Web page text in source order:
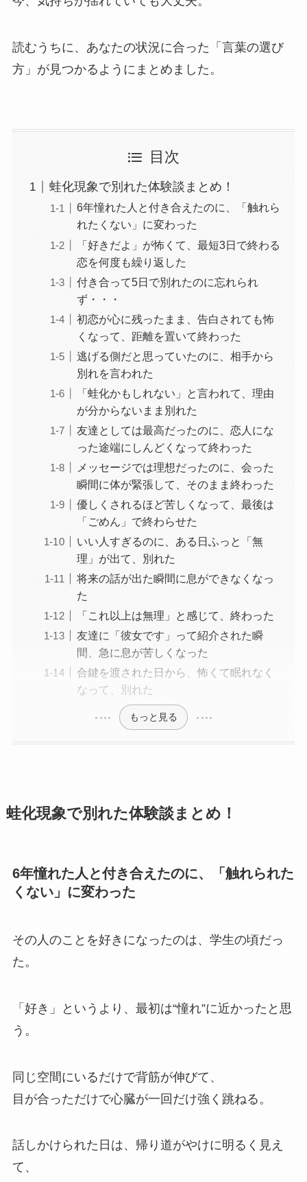
読むうちに、あなたの状況に合った「言葉の選び
方」が見つかるようにまとめました。
目次
蛙化現象で別れた体験談まとめ！
6年憧れた人と付き合えたのに、「触れら
れたくない」に変わった
「好きだよ」が怖くて、最短3日で終わる
恋を何度も繰り返した
付き合って5日で別れたのに忘れられ
ず・・・
初恋が心に残ったまま、告白されても怖
くなって、距離を置いて終わった
逃げる側だと思っていたのに、相手から
別れを言われた
「蛙化かもしれない」と言われて、理由
が分からないまま別れた
友達としては最高だったのに、恋人にな
った途端にしんどくなって終わった
メッセージでは理想だったのに、会った
瞬間に体が緊張して、そのまま終わった
優しくされるほど苦しくなって、最後は
「ごめん」で終わらせた
いい人すぎるのに、ある日ふっと「無
理」が出て、別れた
将来の話が出た瞬間に息ができなくなっ
た
「これ以上は無理」と感じて、終わった
友達に「彼女です」って紹介された瞬
間、急に息が苦しくなった
合鍵を渡された日から、怖くて眠れなく
なって、別れた
もっと見る
蛙化現象で別れた体験談まとめ！
6年憧れた人と付き合えたのに、「触れられた
くない」に変わった
その人のことを好きになったのは、学生の頃だっ
た。
「好き」というより、最初は“憧れ”に近かったと思
う。
同じ空間にいるだけで背筋が伸びて、
目が合っただけで心臓が一回だけ強く跳ねる。
話しかけられた日は、帰り道がやけに明るく見え
て、